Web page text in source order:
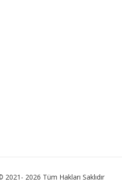
2021- 2026 Tüm Hakları Saklıdır